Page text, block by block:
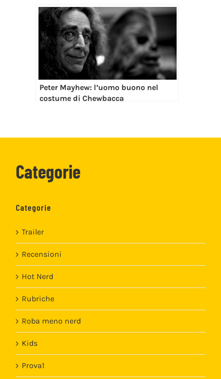
Peter Mayhew: l’uomo buono nel
costume di Chewbacca
Categorie
Categorie
Trailer
Recensioni
Hot Nerd
Rubriche
Roba meno nerd
Kids
Prova1